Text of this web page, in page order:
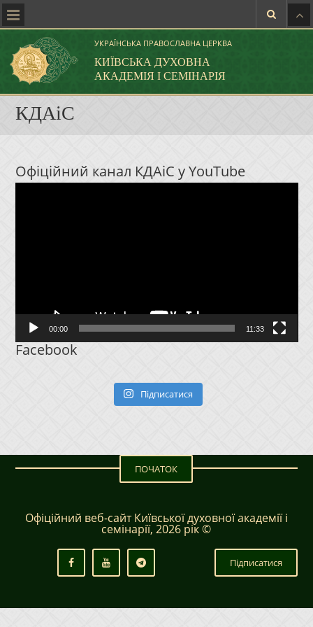
УКРАЇНСЬКА ПРАВОСЛАВНА ЦЕРКВА
КИЇВСЬКА ДУХОВНА
АКАДЕМІЯ І СЕМІНАРІЯ
КДАіС
Офіційний канал КДАіС у YouTube
Відеопрогравач
00:00 11:33
Facebook
Підписатися
ПОЧАТОК
Офіційний веб-сайт Київської духовної академії і
семінарії, 2026 рік ©